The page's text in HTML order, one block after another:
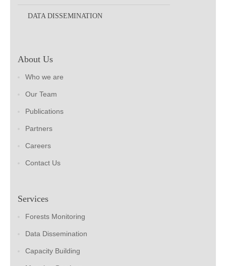
DATA DISSEMINATION
About Us
Who we are
Our Team
Publications
Partners
Careers
Contact Us
Services
Forests Monitoring
Data Dissemination
Capacity Building